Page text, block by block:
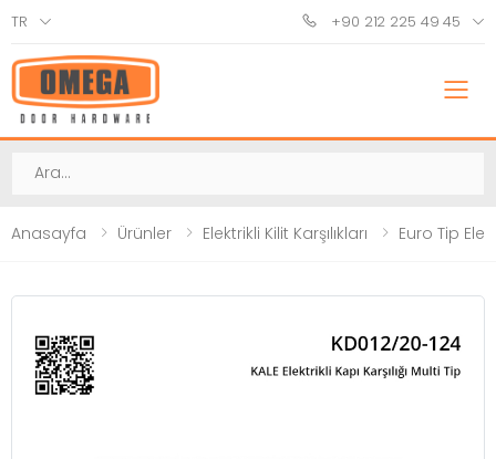
TR +90 212 225 49 45
Ara
Anasayfa Ürünler Elektrikli Kilit Karşılıkları Euro Tip